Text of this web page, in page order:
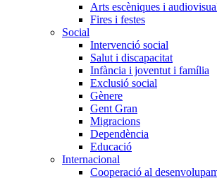
Arts escèniques i
Fires i festes
Social
Intervenció social
Salut i discapacitat
Infància i joventut i família
Exclusió social
Gènere
Gent Gran
Migracions
Dependència
Educació
Internacional
Cooperació al